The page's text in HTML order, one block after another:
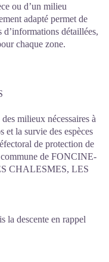
ou d’un milieu
adapté permet de
détaillées,
chaque zone.
milieux nécessaires à
la survie des espèces
de protection de
de FONCINE-
CHALESMES, LES
la descente en rappel